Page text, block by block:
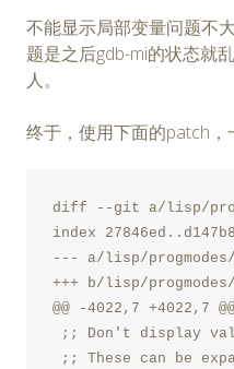
不能显示局部变量问题不
题是之后gdb-mi的状态就
人。
终于，使用下面的patch
diff --git a/lisp/
index
--- a/lisp/
+++ b/lisp/
@@ -4022,7 +4022,7
;; Don't display
;; These can be